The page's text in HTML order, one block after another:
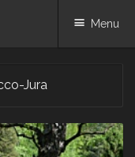
Menu
Jura